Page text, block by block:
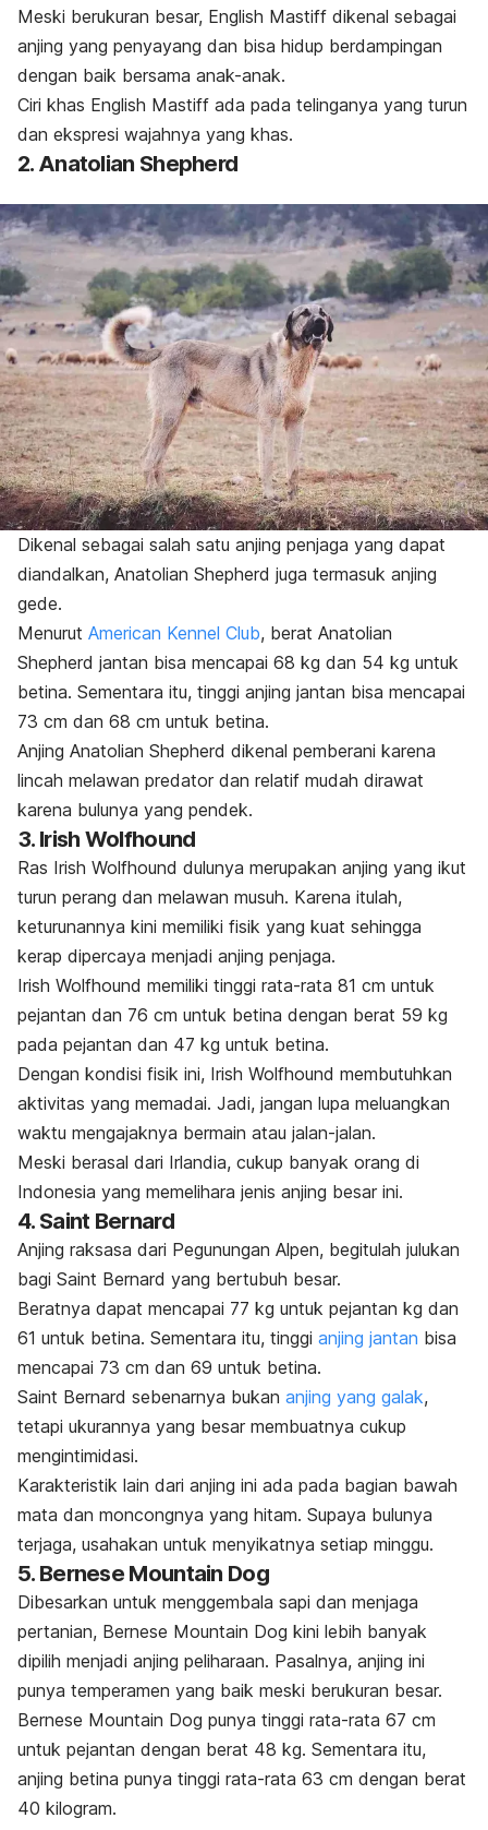
Meski berukuran besar, English Mastiff dikenal sebagai
anjing yang penyayang dan bisa hidup berdampingan
dengan baik bersama anak-anak.
Ciri khas English Mastiff ada pada telinganya yang turun
dan ekspresi wajahnya yang khas.
2. Anatolian Shepherd
Dikenal sebagai salah satu anjing penjaga yang dapat
diandalkan, Anatolian Shepherd juga termasuk anjing
gede.
Menurut American Kennel Club, berat Anatolian
Shepherd jantan bisa mencapai 68 kg dan 54 kg untuk
betina. Sementara itu, tinggi anjing jantan bisa mencapai
73 cm dan 68 cm untuk betina.
Anjing Anatolian Shepherd dikenal pemberani karena
lincah melawan predator dan relatif mudah dirawat
karena bulunya yang pendek.
3. Irish Wolfhound
Ras Irish Wolfhound dulunya merupakan anjing yang ikut
turun perang dan melawan musuh. Karena itulah,
keturunannya kini memiliki fisik yang kuat sehingga
kerap dipercaya menjadi anjing penjaga.
Irish Wolfhound memiliki tinggi rata-rata 81 cm untuk
pejantan dan 76 cm untuk betina dengan berat 59 kg
pada pejantan dan 47 kg untuk betina.
Dengan kondisi fisik ini, Irish Wolfhound membutuhkan
aktivitas yang memadai. Jadi, jangan lupa meluangkan
waktu mengajaknya bermain atau jalan-jalan.
Meski berasal dari Irlandia, cukup banyak orang di
Indonesia yang memelihara jenis anjing besar ini.
4. Saint Bernard
Anjing raksasa dari Pegunungan Alpen, begitulah julukan
bagi Saint Bernard yang bertubuh besar.
Beratnya dapat mencapai 77 kg untuk pejantan kg dan
61 untuk betina. Sementara itu, tinggi anjing jantan bisa
mencapai 73 cm dan 69 untuk betina.
Saint Bernard sebenarnya bukan anjing yang galak,
tetapi ukurannya yang besar membuatnya cukup
mengintimidasi.
Karakteristik lain dari anjing ini ada pada bagian bawah
mata dan moncongnya yang hitam. Supaya bulunya
terjaga, usahakan untuk menyikatnya setiap minggu.
5. Bernese Mountain Dog
Dibesarkan untuk menggembala sapi dan menjaga
pertanian, Bernese Mountain Dog kini lebih banyak
dipilih menjadi anjing peliharaan. Pasalnya, anjing ini
punya temperamen yang baik meski berukuran besar.
Bernese Mountain Dog punya tinggi rata-rata 67 cm
untuk pejantan dengan berat 48 kg. Sementara itu,
anjing betina punya tinggi rata-rata 63 cm dengan berat
40 kilogram.